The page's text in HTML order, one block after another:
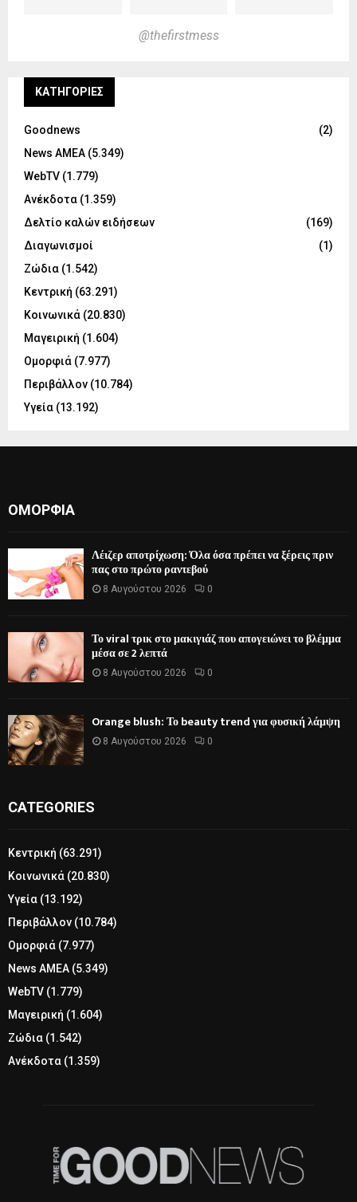
@thefirstmess
KΑΤΗΓΟΡΊΕΣ
Goodnews
(2)
News ΑΜΕΑ (5.349)
WebTV (1.779)
Ανέκδοτα (1.359)
Δελτίο καλών ειδήσεων
(169)
Διαγωνισμοί
(1)
Ζώδια (1.542)
Κεντρική (63.291)
Κοινωνικά (20.830)
Μαγειρική (1.604)
Ομορφιά (7.977)
Περιβάλλον (10.784)
Υγεία (13.192)
ΟΜΟΡΦΙΆ
Λέιζερ αποτρίχωση: Όλα όσα πρέπει να ξέρεις πριν
πας στο πρώτο ραντεβού
8 Αυγούστου 2026 0
Το viral τρικ στο μακιγιάζ που απογειώνει το βλέμμα
μέσα σε 2 λεπτά
8 Αυγούστου 2026 0
Orange blush: Το beauty trend για φυσική λάμψη
8 Αυγούστου 2026 0
CATEGORIES
Κεντρική (63.291)
Κοινωνικά (20.830)
Υγεία (13.192)
Περιβάλλον (10.784)
Ομορφιά (7.977)
News ΑΜΕΑ (5.349)
WebTV (1.779)
Μαγειρική (1.604)
Ζώδια (1.542)
Ανέκδοτα (1.359)